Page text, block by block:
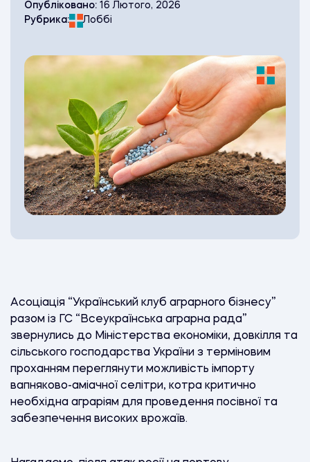
Опубліковано: 16 Лютого, 2026
Рубрика:
Лоббі
Асоціація “Український клуб аграрного бізнесу”
разом із ГС “Всеукраїнська аграрна рада”
звернулись до Міністерства економіки, довкілля та
сільського господарства України з терміновим
проханням переглянути можливість імпорту
вапняково-аміачної селітри, котра критично
необхідна аграріям для проведення посівної та
забезпечення високих врожаїв.